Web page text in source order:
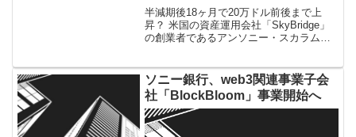
半減期後18ヶ月で20万ドル前後まで上
昇？ 米国の資産運用会社「SkyBridge」
の創業者であるアンソニー・スカラムッ
は半減期後に4倍にな […]
ソニー銀行、web3関連事業子会
社「BlockBloom」事業開始へ